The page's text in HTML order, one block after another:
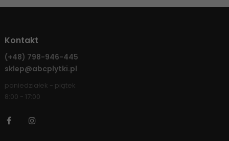
Kontakt
(+48) 798-946-445
sklep@abcplytki.pl
poniedziałek - piątek
8:00 - 17:00
Facebook